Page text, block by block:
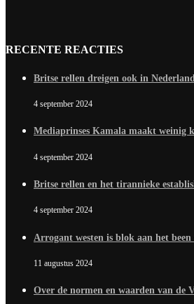
RECENTE REACTIES
Britse rellen dreigen ook in Nederland
4 september 2024
Mediaprinses Kamala maakt weinig
4 september 2024
Britse rellen en het tirannieke
4 september 2024
Arrogant westen is blok aan het been
11 augustus 2024
Over de normen en waarden van de